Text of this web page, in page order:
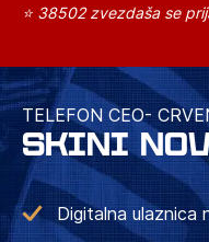
⭐ 38502 zvezdaša se
TELEFON CEO-
SKINI
Digitalna ulaznica